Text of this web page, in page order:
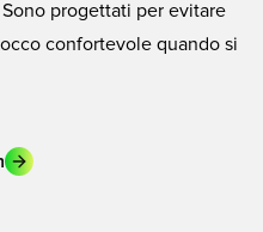
progettati per evitare
confortevole quando si